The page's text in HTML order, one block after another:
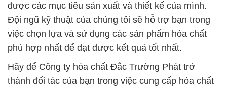
được các mục tiêu sản xuất và thiết kế của mình.
Đội ngũ kỹ thuật của chúng tôi sẽ hỗ trợ bạn trong
việc chọn lựa và sử dụng các sản phẩm hóa chất
phù hợp nhất để đạt được kết quả tốt nhất.
Hãy để Công ty hóa chất Đắc Trường Phát trở
thành đối tác của bạn trong việc cung cấp hóa chất